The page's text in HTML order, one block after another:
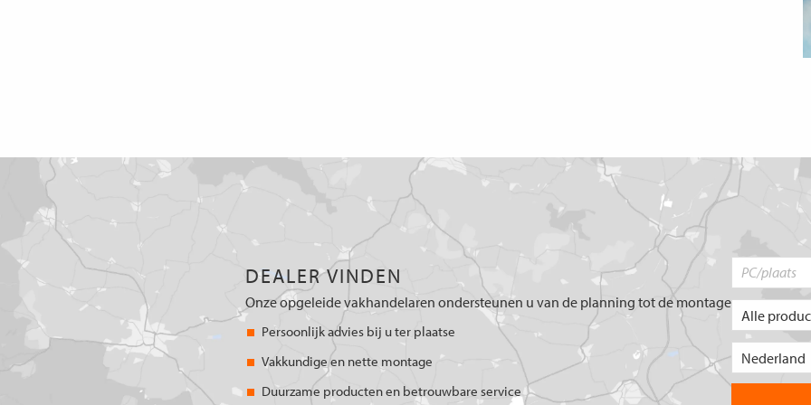
DEALER VINDEN
Onze opgeleide vakhandelaren ondersteunen u van de planning tot de montage
Persoonlijk advies bij u ter plaatse
Vakkundige en nette montage
Duurzame producten en betrouwbare service